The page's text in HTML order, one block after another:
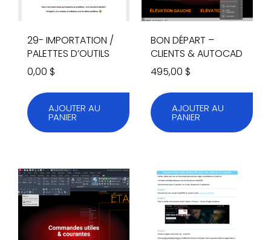
29- IMPORTATION /
PALETTES D’OUTILS
0,00 $
AJOUTER AU
PANIER
BON DÉPART –
CLIENTS & AUTOCAD
495,00 $
AJOUTER AU
PANIER